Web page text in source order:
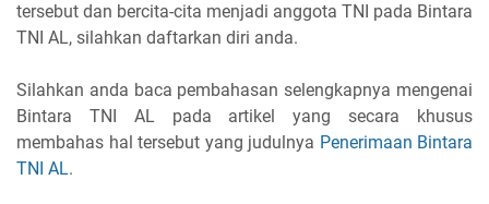
tersebut dan bercita-cita menjadi anggota TNI pada Bintara
TNI AL, silahkan daftarkan diri anda.
Silahkan anda baca pembahasan selengkapnya mengenai
Bintara TNI AL pada artikel yang secara khusus
membahas hal tersebut yang judulnya Penerimaan Bintara
TNI AL.